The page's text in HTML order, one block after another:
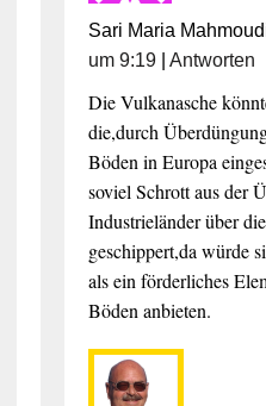
Sari Maria
um 9:19| Antworten
Die Vulkanasche
die,durch
Böden in Europa
soviel Schrott aus der
Industrieländer über
geschippert,da würde
als ein förderliches
Böden anbieten.